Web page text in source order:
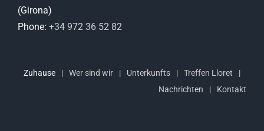
(Girona)
Phone: +34 972 36 52 82
Zuhause Wer sind wir Unterkunfts
Treffen Lloret
Nachrichten
Kontakt